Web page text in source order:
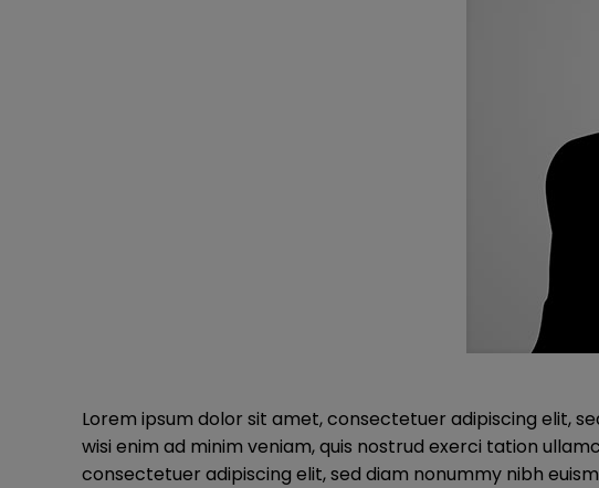
Lorem ipsum dolor sit amet, consectetuer adipiscing elit,
wisi enim ad minim veniam, quis nostrud exerci tation
consectetuer adipiscing elit, sed diam nonummy nibh